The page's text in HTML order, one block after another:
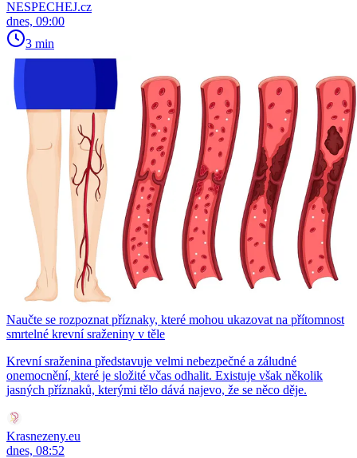
NESPECHEJ.cz
dnes, 09:00
3 min
Naučte se rozpoznat příznaky, které mohou ukazovat na přítomnost
smrtelné krevní sraženiny v těle
Krevní sraženina představuje velmi nebezpečné a záludné
onemocnění, které je složité včas odhalit. Existuje však několik
jasných příznaků, kterými tělo dává najevo, že se něco děje.
Krasnezeny.eu
dnes, 08:52